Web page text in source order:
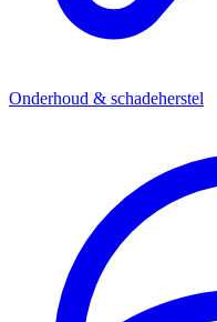
Onderhoud & schadeherstel